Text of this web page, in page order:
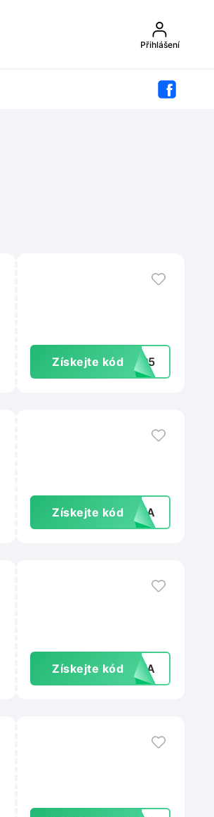
Přihlášení
Získejte kód RP5
Získejte kód10VA
Získejte kódLEVA